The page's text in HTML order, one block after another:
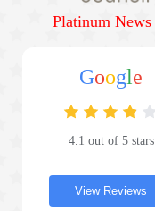
Platinum News
Google
4.1 out of 5 stars
View Reviews